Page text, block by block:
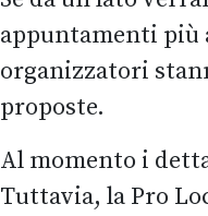
appuntamenti più
organizzatori
proposte.
Al momento i
Tuttavia, la Pro